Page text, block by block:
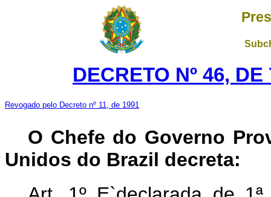
DECRETO Nº 46,
Revogado pelo Decreto nº 11, de 1991
O Chefe do Governo
Unidos do Brazil decreta: